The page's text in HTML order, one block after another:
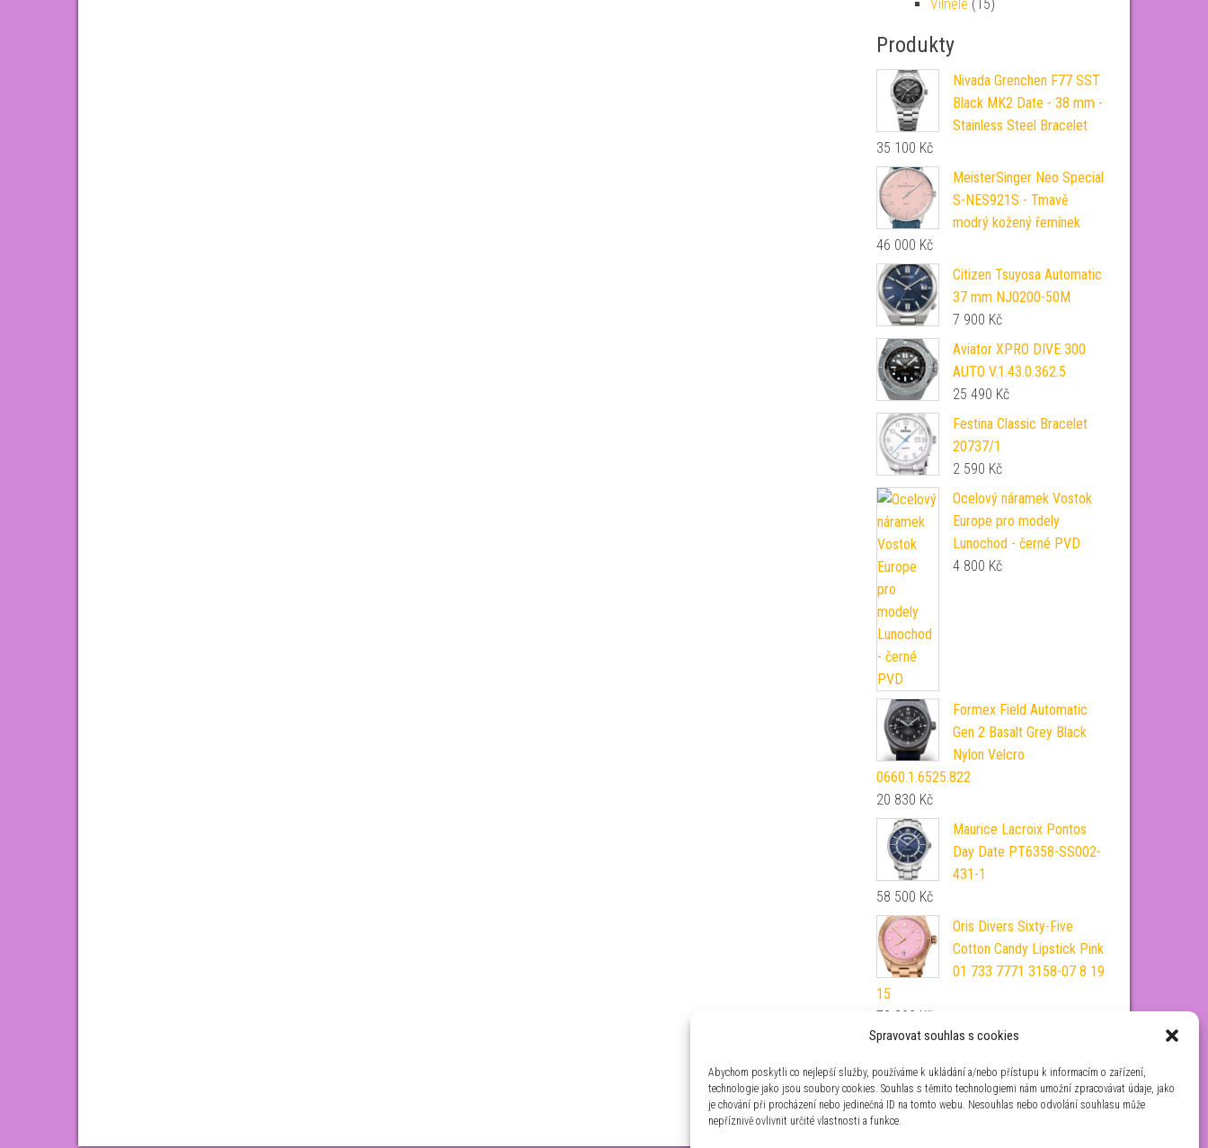
Spravovat souhlas s cookies
Abychom poskytli co nejlepší služby, používáme k ukládání a/nebo přístupu k informacím o zařízení,
technologie jako jsou soubory cookies. Souhlas s těmito technologiemi nám umožní zpracovávat údaje, jako
je chování při procházení nebo jedinečná ID na tomto webu. Nesouhlas nebo odvolání souhlasu může
nepříznivě ovlivnit určité vlastnosti a funkce.
Vilnelé (15)
Produkty
Nivada Grenchen F77 SST
Black MK2 Date - 38 mm -
Stainless Steel Bracelet
35 100 Kč
MeisterSinger Neo Special
S-NES921S - Tmavě
modrý kožený řemínek
46 000 Kč
Citizen Tsuyosa Automatic
37 mm NJ0200-50M
7 900 Kč
Aviator XPRO DIVE 300
AUTO V.1.43.0.362.5
25 490 Kč
Festina Classic Bracelet
20737/1
2 590 Kč
Ocelový náramek Vostok
Europe pro modely
Lunochod - černé PVD
4 800 Kč
Formex Field Automatic
Gen 2 Basalt Grey Black
Nylon Velcro
0660.1.6525.822
20 830 Kč
Maurice Lacroix Pontos
Day Date PT6358-SS002-
431-1
58 500 Kč
Oris Divers Sixty-Five
Cotton Candy Lipstick Pink
01 733 7771 3158-07 8 19
15
72 890 Kč
Oris Divers Sixty-Five 01
733 7720 4354-07 5 21 45
62 290Kč